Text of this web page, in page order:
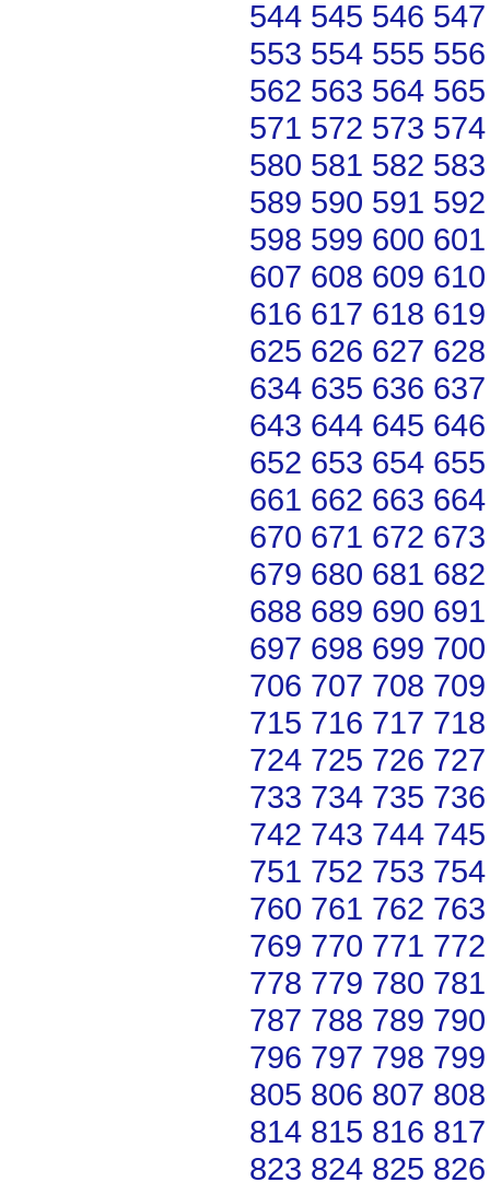
544 545 546 547
553 554 555 556
562 563 564 565
571 572 573 574
580 581 582 583
589 590 591 592
598 599 600 601
607 608 609 610
616 617 618 619
625 626 627 628
634 635 636 637
643 644 645 646
652 653 654 655
661 662 663 664
670 671 672 673
679 680 681 682
688 689 690 691
697 698 699 700
706 707 708 709
715 716 717 718
724 725 726 727
733 734 735 736
742 743 744 745
751 752 753 754
760 761 762 763
769 770 771 772
778 779 780 781
787 788 789 790
796 797 798 799
805 806 807 808
814 815 816 817
823 824 825 826